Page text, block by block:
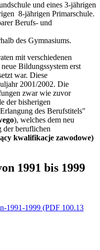
und eines 3-jährigen
8-jährigen Primarschule.
Berufs- und
des Gymnasiums.
mit verschiedenen
Bildungssystem erst
war. Diese
2001/2002. Die
zwar wie zuvor
der bisherigen
des Berufstitels"
), welches dem neu
der beruflichen
kwalifikacje zawodowe)
1991 bis 1999
1991-1999 (PDF 100.13